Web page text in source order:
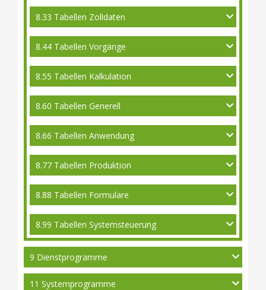
8.33 Tabellen Zolldaten
8.44 Tabellen Vorgänge
8.55 Tabellen Kalkulation
8.60 Tabellen Generell
8.66 Tabellen Anwendung
8.77 Tabellen Produktion
8.88 Tabellen Formulare
8.99 Tabellen Systemsteuerung
9 Dienstprogramme
11 Systemprogramme